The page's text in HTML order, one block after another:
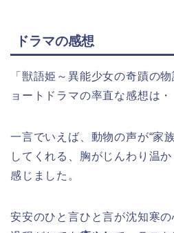
ドラマの感想
「獣語姫～異能少女の奇蹟の
ョートドラマの率直な感想は・
一言でいえば、動物の声が“家
してくれる、胸がじんわり温か
感じました。
安安のひと言ひと言が沈知寒の